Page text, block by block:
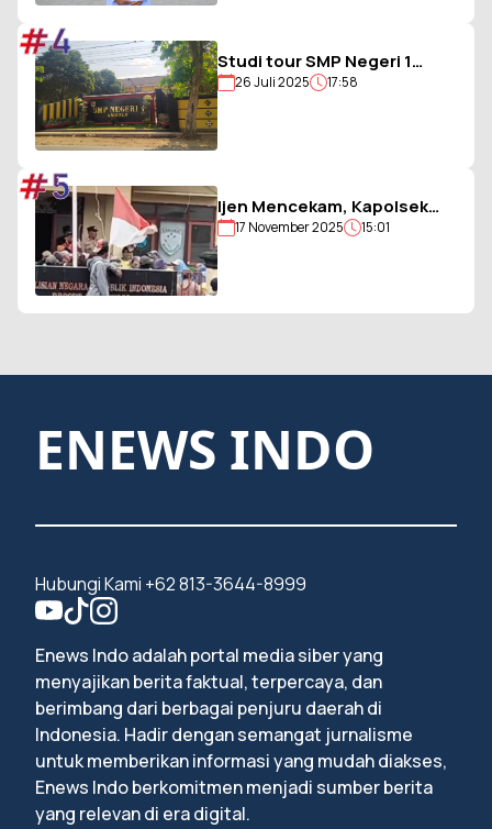
Studi tour SMP Negeri 1
Ambulu Gagal, Uang Iuran
26 Juli 2025 17:58
#4
Ijen Mencekam, Kapolsek
Sempol Disandera, Bendera
17 November 2025 15:01
#5
ENEWS INDO
Hubungi Kami +62 813-3644-8999
Enews Indo adalah portal media siber yang
menyajikan berita faktual, terpercaya, dan
berimbang dari berbagai penjuru daerah di
Indonesia. Hadir dengan semangat jurnalisme
untuk memberikan informasi yang mudah diakses,
Enews Indo berkomitmen menjadi sumber berita
yang relevan di era digital.